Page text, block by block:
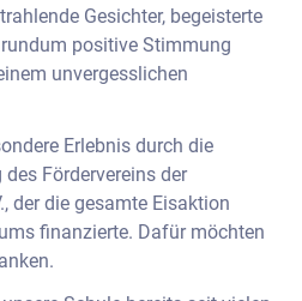
Gesichter, begeisterte
positive Stimmung
unvergesslichen
Erlebnis durch die
Fördervereins der
der die gesamte Eisaktion
finanzierte. Dafür möchten